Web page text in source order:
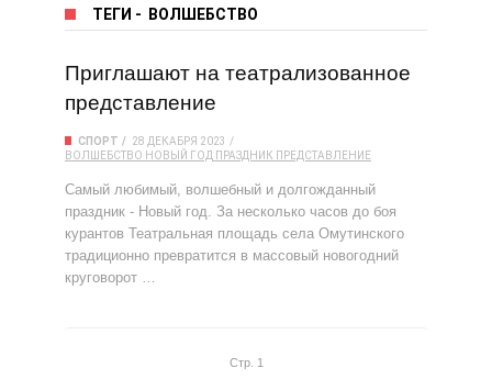
ТЕГИ - ВОЛШЕБСТВО
Приглашают на театрализованное
представление
СПОРТ
28 ДЕКАБРЯ 2023
ВОЛШЕБСТВО НОВЫЙ ГОД ПРАЗДНИК ПРЕДСТАВЛЕНИЕ
Самый любимый, волшебный и долгожданный
праздник - Новый год. За несколько часов до боя
курантов Театральная площадь села Омутинского
традиционно превратится в массовый новогодний
круговорот …
Стр. 1